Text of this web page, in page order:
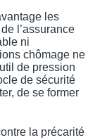
les
l’assurance
ni
chômage ne
de pression
de sécurité
de se former
la précarité